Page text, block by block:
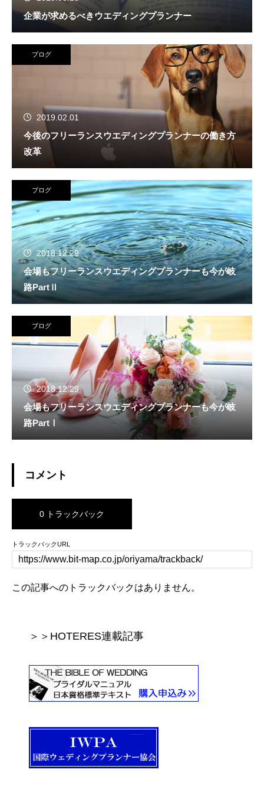
企業が求めるべきウエディングプランナー
ブログ
2019.02.01
今後のフリーランスウエディングプランナーの働き方
改革
ブログ
2018.12.29
会場もフリーランスウエディングプランナーも今が岐
路PartⅡ
ブログ
2018.12.29
会場もフリーランスウエディングプランナーも今が岐
路PartⅠ
コメント
0 トラックバック
トラックバックURL
この記事へのトラックバックはありません。
＞＞HOTERES連載記事